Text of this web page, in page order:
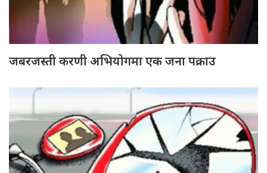
जबरजस्ती करणी अभियोगमा एक जना पक्राउ